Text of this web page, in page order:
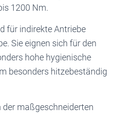
1200 Nm.
für indirekte Antriebe
Sie eignen sich für den
hohe hygienische
besonders hitzebeständig
der maßgeschneiderten